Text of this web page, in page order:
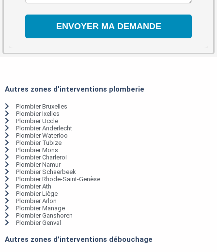
Autres zones d'interventions plomberie
Plombier Bruxelles
Plombier Ixelles
Plombier Uccle
Plombier Anderlecht
Plombier Waterloo
Plombier Tubize
Plombier Mons
Plombier Charleroi
Plombier Namur
Plombier Schaerbeek
Plombier Rhode-Saint-Genèse
Plombier Ath
Plombier Liège
Plombier Arlon
Plombier Manage
Plombier Ganshoren
Plombier Genval
Autres zones d'interventions débouchage